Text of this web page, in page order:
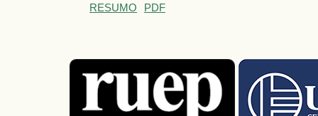
RESUMO PDF